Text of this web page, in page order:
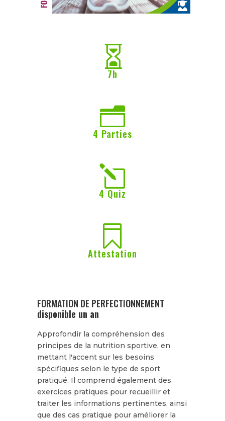

7h
n
4 Parties
l
4 Quiz

Attestation
FORMATION DE PERFECTIONNEMENT
disponible un an
Approfondir la compréhension des
principes de la nutrition sportive, en
mettant l'accent sur les besoins
spécifiques selon le type de sport
pratiqué. Il comprend également des
exercices pratiques pour recueillir et
traiter les informations pertinentes, ainsi
que des cas pratique pour améliorer la